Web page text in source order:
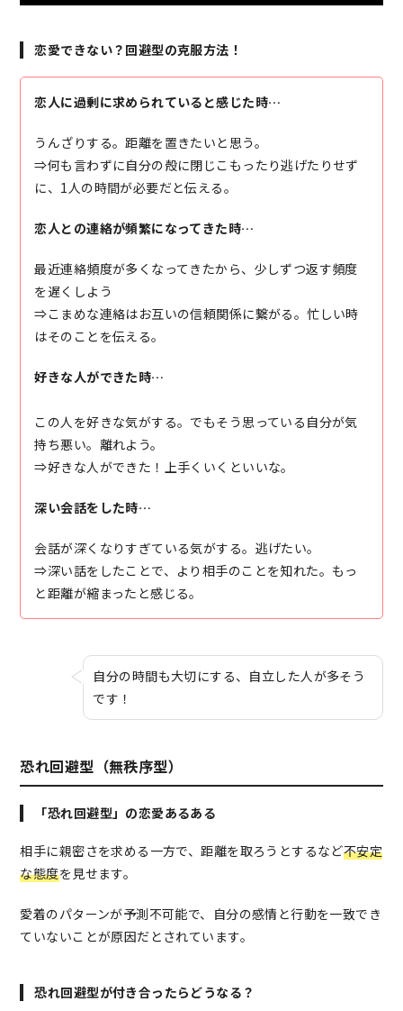
INTJ（建築家）
恋愛できない？回避型の克服方法！
恋人に過剰に求められていると感じた時…
うんざりする。距離を置きたいと思う。
⇒何も言わずに自分の殻に閉じこもったり逃げたりせず
に、1人の時間が必要だと伝える。
恋人との連絡が頻繁になってきた時…
最近連絡頻度が多くなってきたから、少しずつ返す頻度
を遅くしよう
⇒こまめな連絡はお互いの信頼関係に繋がる。忙しい時
はそのことを伝える。
好きな人ができた時…
この人を好きな気がする。でもそう思っている自分が気
持ち悪い。離れよう。
⇒好きな人ができた！上手くいくといいな。
深い会話をした時…
会話が深くなりすぎている気がする。逃げたい。
⇒深い話をしたことで、より相手のことを知れた。もっ
と距離が縮まったと感じる。
自分の時間も大切にする、自立した人が多そう
です！
恐れ回避型（無秩序型）
「恐れ回避型」の恋愛あるある
相手に親密さを求める一方で、距離を取ろうとするなど不安定
な態度を見せます。
愛着のパターンが予測不可能で、自分の感情と行動を一致でき
ていないことが原因だとされています。
恐れ回避型が付き合ったらどうなる？